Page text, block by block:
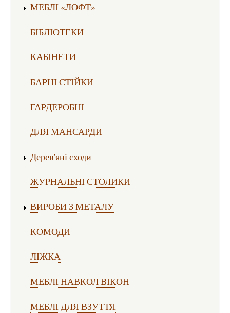
МЕБЛІ «ЛОФТ»
БІБЛІОТЕКИ
КАБІНЕТИ
БАРНІ СТІЙКИ
ГАРДЕРОБНІ
ДЛЯ МАНСАРДИ
Дерев'яні сходи
ЖУРНАЛЬНІ СТОЛИКИ
ВИРОБИ З МЕТАЛУ
КОМОДИ
ЛІЖКА
МЕБЛІ НАВКОЛ ВІКОН
МЕБЛІ ДЛЯ ВЗУТТЯ